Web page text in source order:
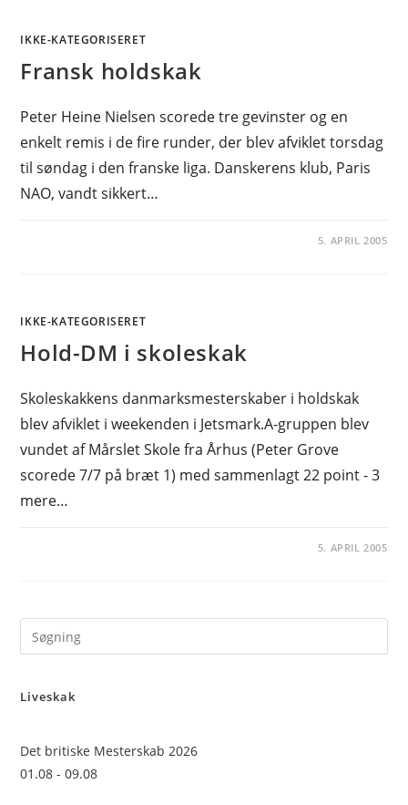
IKKE-KATEGORISERET
Fransk holdskak
Peter Heine Nielsen scorede tre gevinster og en
enkelt remis i de fire runder, der blev afviklet torsdag
til søndag i den franske liga. Danskerens klub, Paris
NAO, vandt sikkert…
5. APRIL 2005
IKKE-KATEGORISERET
Hold-DM i skoleskak
Skoleskakkens danmarksmesterskaber i holdskak
blev afviklet i weekenden i Jetsmark.A-gruppen blev
vundet af Mårslet Skole fra Århus (Peter Grove
scorede 7/7 på bræt 1) med sammenlagt 22 point - 3
mere…
5. APRIL 2005
Liveskak
Det britiske Mesterskab 2026
01.08 - 09.08